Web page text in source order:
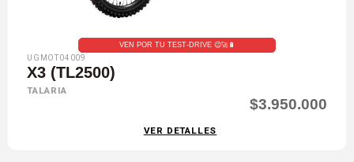
VEN POR TU TEST-DRIVE 😉🚀🔋
UGMOT04009
X3 (TL2500)
TALARIA
$3.950.000
VER DETALLES